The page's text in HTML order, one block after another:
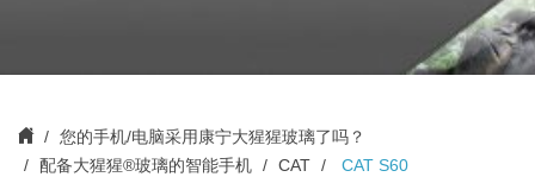
您的手机/电脑采用康宁大猩猩玻璃了吗？
配备大猩猩®玻璃的智能手机
CAT CAT S60